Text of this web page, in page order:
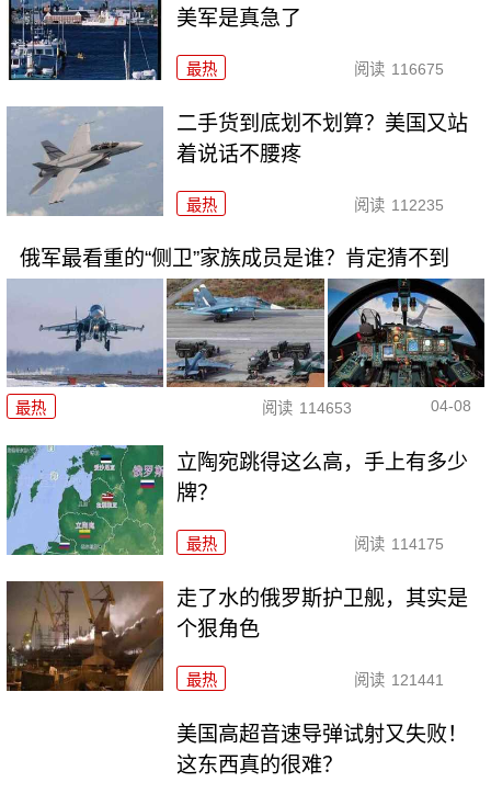
美军是真急了
最热 阅读 116675
二手货到底划不划算？美国又站
着说话不腰疼
最热 阅读 112235
俄军最看重的“侧卫”家族成员是谁？肯定猜不到
最热 阅读 114653 04-08
立陶宛跳得这么高，手上有多少
牌？
最热 阅读 114175
走了水的俄罗斯护卫舰，其实是
个狠角色
最热 阅读 121441
美国高超音速导弹试射又失败！
这东西真的很难？